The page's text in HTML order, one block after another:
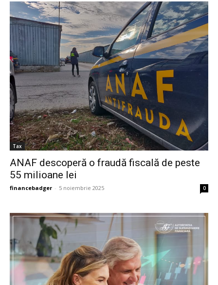
Tax
ANAF descoperă o fraudă fiscală de peste
55 milioane lei
financebadger - 5 noiembrie 2025 0